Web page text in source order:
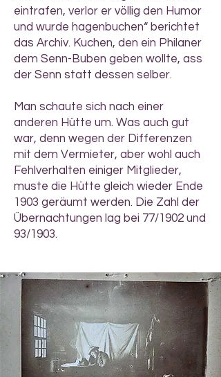
eintrafen, verlor er völlig den Humor
und wurde hagenbuchen“ berichtet
das Archiv. Kuchen, den ein Philaner
dem Senn-Buben geben wollte, ass
der Senn statt dessen selber.
Man schaute sich nach einer
anderen Hütte um. Was auch gut
war, denn wegen der Differenzen
mit dem Vermieter, aber wohl auch
Fehlverhalten einiger Mitglieder,
muste die Hütte gleich wieder Ende
1903 geräumt werden. Die Zahl der
Übernachtungen lag bei 77/1902 und
93/1903.